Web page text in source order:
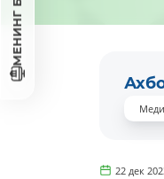
22 дек